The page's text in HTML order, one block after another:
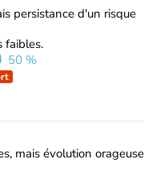
persistance d'un risque
faibles.
50 %
mais évolution orageuse